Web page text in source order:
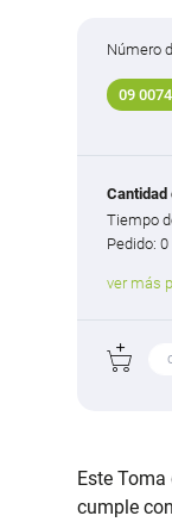
Número
09
Cantidad
Tiempo
Pedido: 0
ver más
Este
cumple